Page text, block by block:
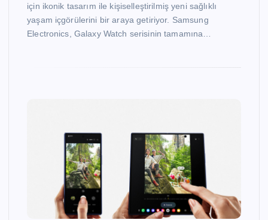
için ikonik tasarım ile kişiselleştirilmiş yeni sağlıklı
yaşam içgörülerini bir araya getiriyor. Samsung
Electronics, Galaxy Watch serisinin tamamına…